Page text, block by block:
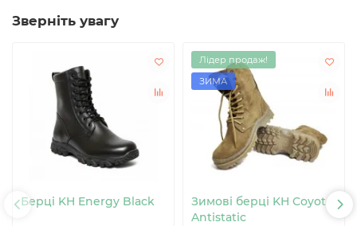
Зверніть увагу
Берці KH Energy Black
Лідер продаж!
ЗИМА
Зимові берці KH Coyote
Antistatic